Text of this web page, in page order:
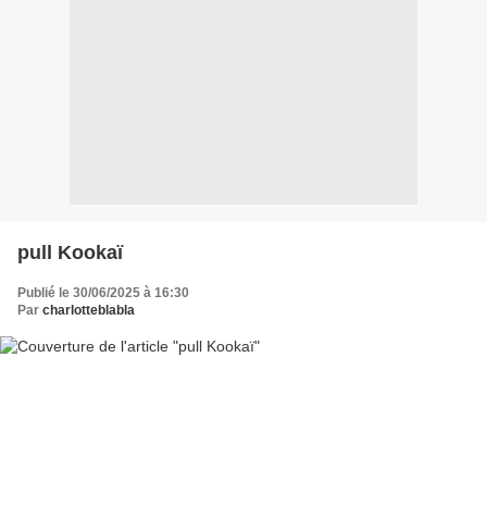
pull Kookaï
Publié le 30/06/2025 à 16:30
Par charlotteblabla